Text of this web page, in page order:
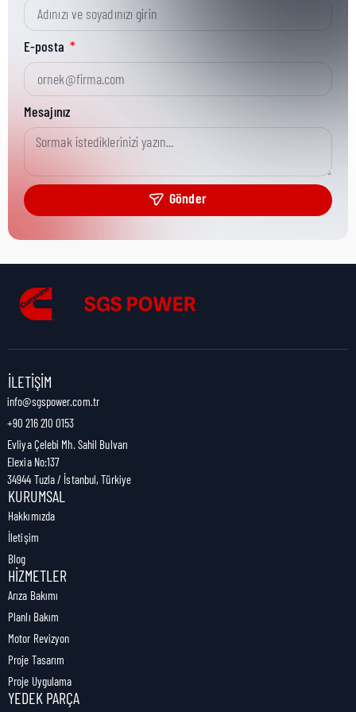
Kısa Parça No:
Ürün Grubu:
Ürün Kategorisi:
Nakliye Yüksekliği:
Nakliye Uzunluğu:
Nakliye Ağırlığı:
E-posta
Mesajınız
Gönder
İLETIŞIM
info@sgspower.com.tr
+90 216 210 0153
Evliya Çelebi Mh. Sahil Bulvarı
Elexia No:137
34944 Tuzla / İstanbul, Türkiye
KURUMSAL
Hakkımızda
İletişim
Blog
HIZMETLER
Arıza Bakımı
Planlı Bakım
Motor Revizyon
Proje Tasarım
Proje Uygulama
YEDEK PARÇA